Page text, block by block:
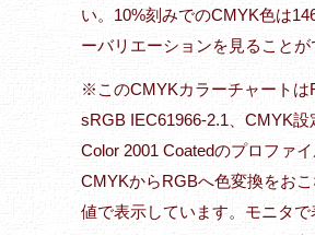
い。10%刻みでのCMYK色は
ーバリエーションを見ることが
※このCMYKカラーチャートは
sRGB IEC61966-2.1、CMYK設
Color 2001 Coatedのプロファイ
CMYKからRGBへ色変換をお
値で表示しています。モニタ